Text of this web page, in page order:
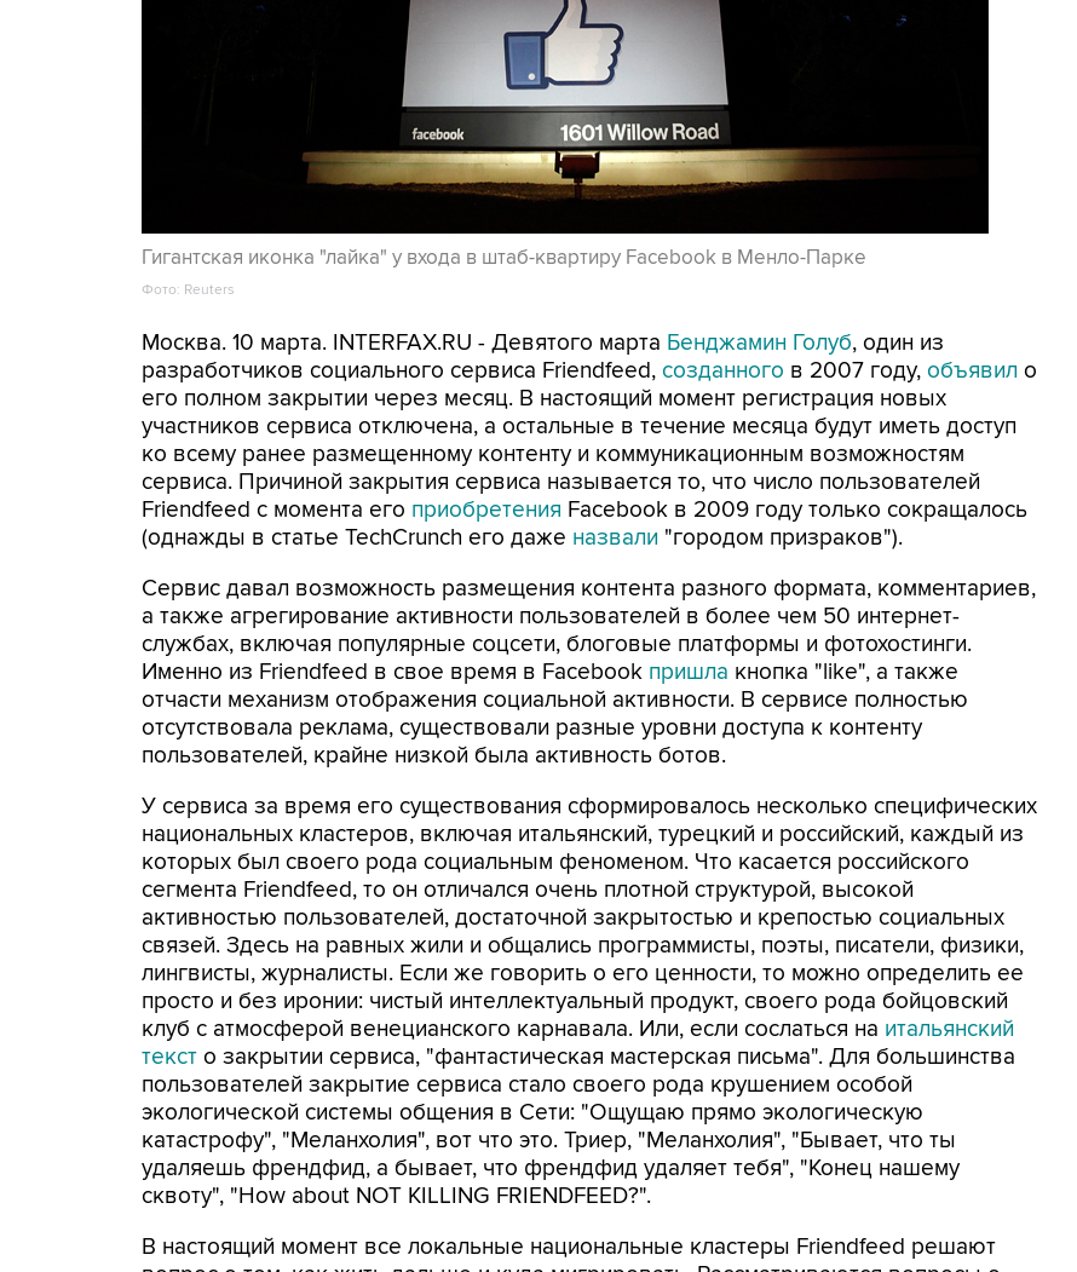
Гигантская иконка "лайка" у входа в штаб-квартиру Facebook в Менло-Парке
Фото: Reuters
Москва. 10 марта. INTERFAX.RU - Девятого марта Бенджамин Голуб, один из
разработчиков социального сервиса Friendfeed, созданного в 2007 году, объявил о
его полном закрытии через месяц. В настоящий момент регистрация новых
участников сервиса отключена, а остальные в течение месяца будут иметь доступ
ко всему ранее размещенному контенту и коммуникационным возможностям
сервиса. Причиной закрытия сервиса называется то, что число пользователей
Friendfeed с момента его приобретения Facebook в 2009 году только сокращалось
(однажды в статье TechCrunch его даже назвали "городом призраков").
Сервис давал возможность размещения контента разного формата, комментариев,
а также агрегирование активности пользователей в более чем 50 интернет-
службах, включая популярные соцсети, блоговые платформы и фотохостинги.
Именно из Friendfeed в свое время в Facebook пришла кнопка "like", а также
отчасти механизм отображения социальной активности. В сервисе полностью
отсутствовала реклама, существовали разные уровни доступа к контенту
пользователей, крайне низкой была активность ботов.
У сервиса за время его существования сформировалось несколько специфических
национальных кластеров, включая итальянский, турецкий и российский, каждый из
которых был своего рода социальным феноменом. Что касается российского
сегмента Friendfeed, то он отличался очень плотной структурой, высокой
активностью пользователей, достаточной закрытостью и крепостью социальных
связей. Здесь на равных жили и общались программисты, поэты, писатели, физики,
лингвисты, журналисты. Если же говорить о его ценности, то можно определить ее
просто и без иронии: чистый интеллектуальный продукт, своего рода бойцовский
клуб с атмосферой венецианского карнавала. Или, если сослаться на итальянский
текст о закрытии сервиса, "фантастическая мастерская письма". Для большинства
пользователей закрытие сервиса стало своего рода крушением особой
экологической системы общения в Сети: "Ощущаю прямо экологическую
катастрофу", "Меланхолия", вот что это. Триер, "Меланхолия", "Бывает, что ты
удаляешь френдфид, а бывает, что френдфид удаляет тебя", "Конец нашему
сквоту", "How about NOT KILLING FRIENDFEED?".
В настоящий момент все локальные национальные кластеры Friendfeed решают